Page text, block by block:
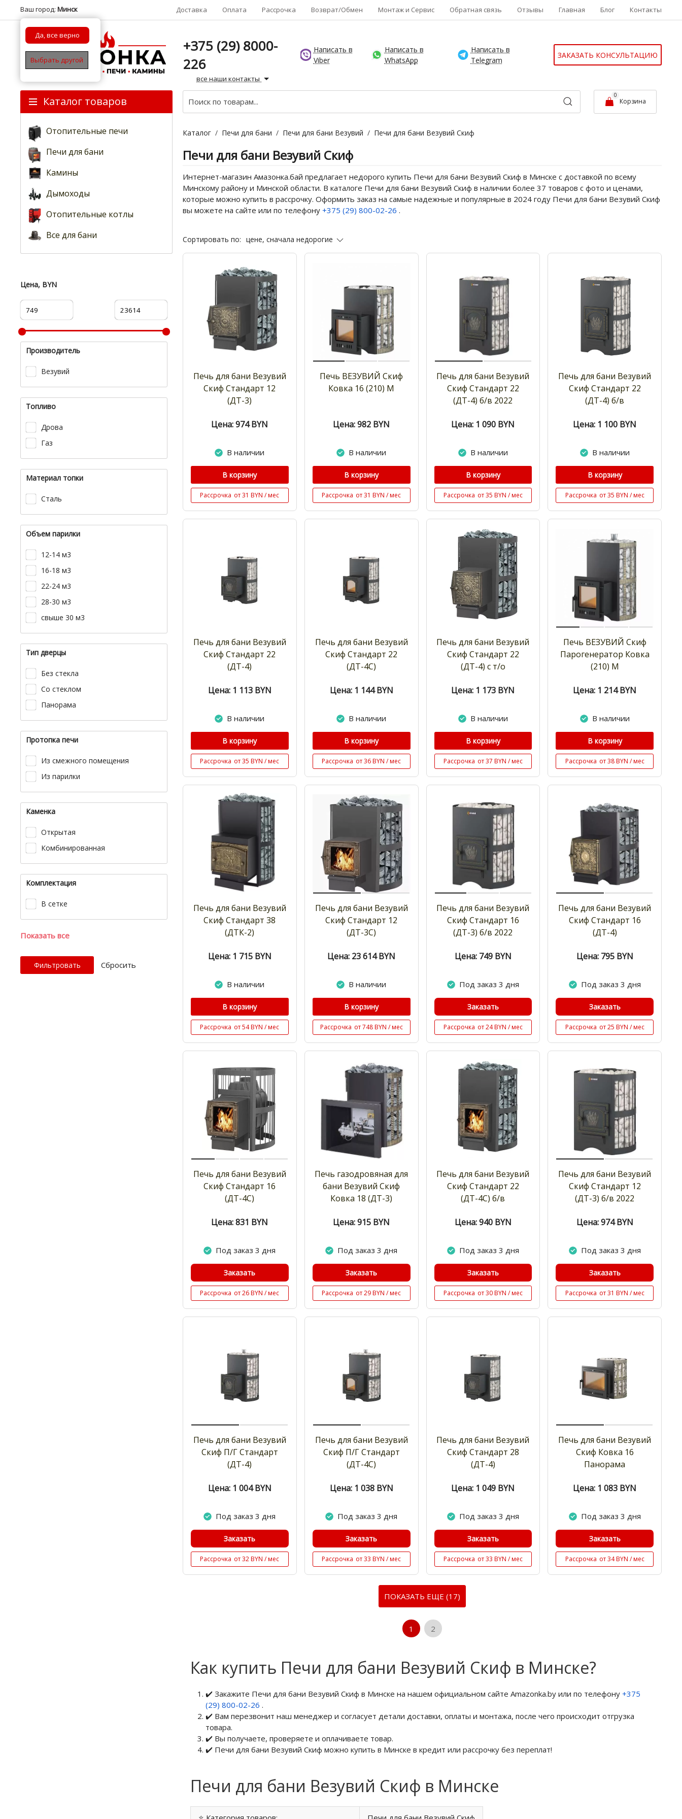
Ваш город: Минск
Да, все верно
Выбрать другой
Доставка Оплата Рассрочка Возврат/Обмен Монтаж и Сервис Обратная связь Отзывы Главная Блог Контакты
+375 (29) 8000-
226
все наши контакты
Написать в
Viber
Написать в
WhatsApp
Написать в
Telegram
ЗАКАЗАТЬ КОНСУЛЬТАЦИЮ
Каталог товаров
Отопительные печи
Печи для бани
Камины
Дымоходы
Отопительные котлы
Все для бани
0
Корзина
Цена, BYN
Производитель
Везувий
Топливо
Дрова
Газ
Материал топки
Сталь
Объем парилки
12-14 м3
16-18 м3
22-24 м3
28-30 м3
свыше 30 м3
Тип дверцы
Без стекла
Со стеклом
Панорама
Протопка печи
Из смежного помещения
Из парилки
Каменка
Открытая
Комбинированная
Комплектация
В сетке
Показать все
Cбросить
Каталог / Печи для бани / Печи для бани Везувий / Печи для бани Везувий Скиф
Печи для бани Везувий Скиф
Интернет-магазин Амазонка.бай предлагает недорого купить Печи для бани Везувий Скиф в Минске с доставкой по всему
Минскому району и Минской области. В каталоге Печи для бани Везувий Скиф в наличии более 37 товаров с фото и ценами,
которые можно купить в рассрочку. Оформить заказ на самые надежные и популярные в 2024 году Печи для бани Везувий Скиф
вы можете на сайте или по телефону +375 (29) 800-02-26 .
Сортировать по: цене, сначала недорогие
Печь для бани Везувий
Скиф Стандарт 12
(ДТ-3)
Цена: 974 BYN
В наличии
В корзину
Рассрочка от 31 BYN / мес
Печь ВЕЗУВИЙ Скиф
Ковка 16 (210) М
Цена: 982 BYN
В наличии
В корзину
Рассрочка от 31 BYN / мес
Печь для бани Везувий
Скиф Стандарт 22
(ДТ-4) б/в 2022
Цена: 1 090 BYN
В наличии
В корзину
Рассрочка от 35 BYN / мес
Печь для бани Везувий
Скиф Стандарт 22
(ДТ-4) б/в
Цена: 1 100 BYN
В наличии
В корзину
Рассрочка от 35 BYN / мес
Печь для бани Везувий
Скиф Стандарт 22
(ДТ-4)
Цена: 1 113 BYN
В наличии
В корзину
Рассрочка от 35 BYN / мес
Печь для бани Везувий
Скиф Стандарт 22
(ДТ-4С)
Цена: 1 144 BYN
В наличии
В корзину
Рассрочка от 36 BYN / мес
Печь для бани Везувий
Скиф Стандарт 22
(ДТ-4) с т/о
Цена: 1 173 BYN
В наличии
В корзину
Рассрочка от 37 BYN / мес
Печь ВЕЗУВИЙ Скиф
Парогенератор Ковка
(210) М
Цена: 1 214 BYN
В наличии
В корзину
Рассрочка от 38 BYN / мес
Печь для бани Везувий
Скиф Стандарт 38
(ДТК-2)
Цена: 1 715 BYN
В наличии
В корзину
Рассрочка от 54 BYN / мес
Печь для бани Везувий
Скиф Стандарт 12
(ДТ-3С)
Цена: 23 614 BYN
В наличии
В корзину
Рассрочка от 748 BYN / мес
Печь для бани Везувий
Скиф Стандарт 16
(ДТ-3) б/в 2022
Цена: 749 BYN
Под заказ 3 дня
Заказать
Рассрочка от 24 BYN / мес
Печь для бани Везувий
Скиф Стандарт 16
(ДТ-4)
Цена: 795 BYN
Под заказ 3 дня
Заказать
Рассрочка от 25 BYN / мес
Печь для бани Везувий
Скиф Стандарт 16
(ДТ-4С)
Цена: 831 BYN
Под заказ 3 дня
Заказать
Рассрочка от 26 BYN / мес
Печь газодровяная для
бани Везувий Скиф
Ковка 18 (ДТ-3)
Цена: 915 BYN
Под заказ 3 дня
Заказать
Рассрочка от 29 BYN / мес
Печь для бани Везувий
Скиф Стандарт 22
(ДТ-4С) б/в
Цена: 940 BYN
Под заказ 3 дня
Заказать
Рассрочка от 30 BYN / мес
Печь для бани Везувий
Скиф Стандарт 12
(ДТ-3) б/в 2022
Цена: 974 BYN
Под заказ 3 дня
Заказать
Рассрочка от 31 BYN / мес
Печь для бани Везувий
Скиф П/Г Стандарт
(ДТ-4)
Цена: 1 004 BYN
Под заказ 3 дня
Заказать
Рассрочка от 32 BYN / мес
Печь для бани Везувий
Скиф П/Г Стандарт
(ДТ-4С)
Цена: 1 038 BYN
Под заказ 3 дня
Заказать
Рассрочка от 33 BYN / мес
Печь для бани Везувий
Скиф Стандарт 28
(ДТ-4)
Цена: 1 049 BYN
Под заказ 3 дня
Заказать
Рассрочка от 33 BYN / мес
Печь для бани Везувий
Скиф Ковка 16
Панорама
Цена: 1 083 BYN
Под заказ 3 дня
Заказать
Рассрочка от 34 BYN / мес
ПОКАЗАТЬ ЕЩЕ (17)
1 2
Как купить Печи для бани Везувий Скиф в Минске?
✔️ Закажите Печи для бани Везувий Скиф в Минске на нашем официальном сайте Amazonka.by или по телефону +375
(29) 800-02-26 .
✔️ Вам перезвонит наш менеджер и согласует детали доставки, оплаты и монтажа, после чего происходит отгрузка
товара.
✔️ Вы получаете, проверяете и оплачиваете товар.
✔️ Печи для бани Везувий Скиф можно купить в Минске в кредит или рассрочку без переплат!
Печи для бани Везувий Скиф в Минске